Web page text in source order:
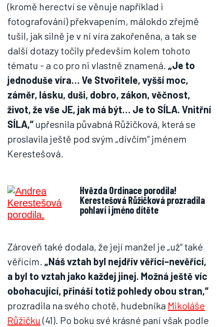
(kromě herectví se věnuje například i
fotografování) překvapením, málokdo zřejmě
tušil, jak silně je v ní víra zakořeněna, a tak se
další dotazy točily především kolem tohoto
tématu - a co pro ni vlastně znamená. „Je to
jednoduše víra… Ve Stvořitele, vyšší moc,
záměr, lásku, duši, dobro, zákon, věčnost,
život, že vše JE, jak má být… Je to SÍLA. Vnitřní
SÍLA,“upřesnila půvabná Růžičková, která se
proslavila ještě pod svým „dívčím“ jménem
Kerestešová.
Hvězda Ordinace porodila!
Kerestešová Růžičková prozradila
pohlaví i jméno dítěte
Zároveň také dodala, že její manžel je „už“ také
věřícím. „Náš vztah byl nejdřív věřící–nevěřící,
a byl to vztah jako každej jinej. Možná ještě víc
obohacující, přináší totiž pohledy obou stran,“
prozradila na svého chotě, hudebníka Mikoláše
Růžičku(41). Po boku své krásné paní však podle